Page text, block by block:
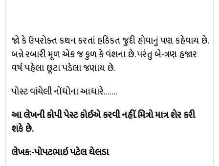
જો કે ઉપરોક્ત કથન કરતાં હકિકત જુદી હોવાનું પણ કહેવાય છે.
બન્ને રબારી મૂળ એક જ કુળ કે વંશના છે. પરંતુ બે-ત્રણ હજાર
વર્ષ પહેલા છૂટા પડેલા જણાય છે.
પોસ્ટ વાંચેલી નોંધોના આધારે…….
આ લેખની કોપી પેસ્ટ કોઈએ કરવી નહીં. મિત્રો માત્ર શેર કરી
શકે છે.
લેખક:-પોપટભાઇ પટેલ ઘેલડા